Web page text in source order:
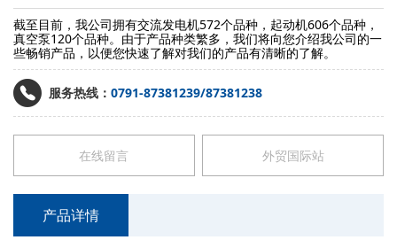
截至目前，我公司拥有交流发电机572个品种，起动机606个品种，
真空泵120个品种。由于产品种类繁多，我们将向您介绍我公司的一
些畅销产品，以便您快速了解对我们的产品有清晰的了解。
服务热线： 0791-87381239/87381238
在线留言 外贸国际站
产品详情